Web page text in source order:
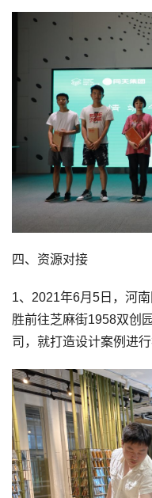
四、资源对接
1、2021年6月5日，河
胜前往芝麻街1958双创
司，就打造设计案例进行